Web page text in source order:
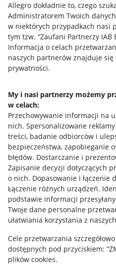
Allegro dokładnie to, czego
Administratorem Twoich
w niektórych przypadkach nasi
tym tzw. “Zaufani Partnerzy IAB
Informacja o celach
naszych partnerów znajduje
prywatności.
My i nasi partnerzy możemy
w celach:
Przechowywanie informacji na
nich. Spersonalizowane
treści, badanie odbiorców i
bezpieczeństwa, zapobieganie
błędów. Dostarczanie i
Zapisanie decyzji dotyczących
o nich. Dopasowanie i łączenie
Łączenie różnych urządzeń.
podstawie informacji
Twoje dane personalne
ułatwiania korzystania z
Cele przetwarzania
dostępnych pod przyciskiem:
plików cookies.
Przydatne informacje
Jak to działa
Allegro Gadane dla
Allegro Gadane dla kupujących
Mapa miejscowości
Informacje prawne
Regulamin
Polityka plików "cookies"
Ustawienia plików "cookies"
Udostępnianie lokalizacji
Informacje dla Aktu o Usługach